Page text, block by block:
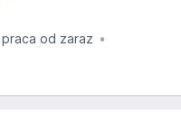
praca od zaraz